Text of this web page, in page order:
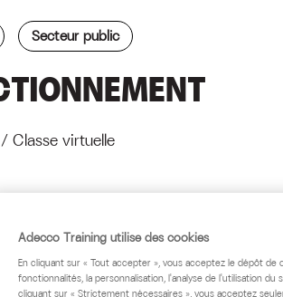
Secteur public
virtuelle
le programme
Adecco Training utilise des cookies
En cliquant sur « Tout accepter », vous acceptez le dépôt
fonctionnalités, la personnalisation, l'analyse de l'utilisation
cliquant sur « Strictement nécessaires », vous acceptez